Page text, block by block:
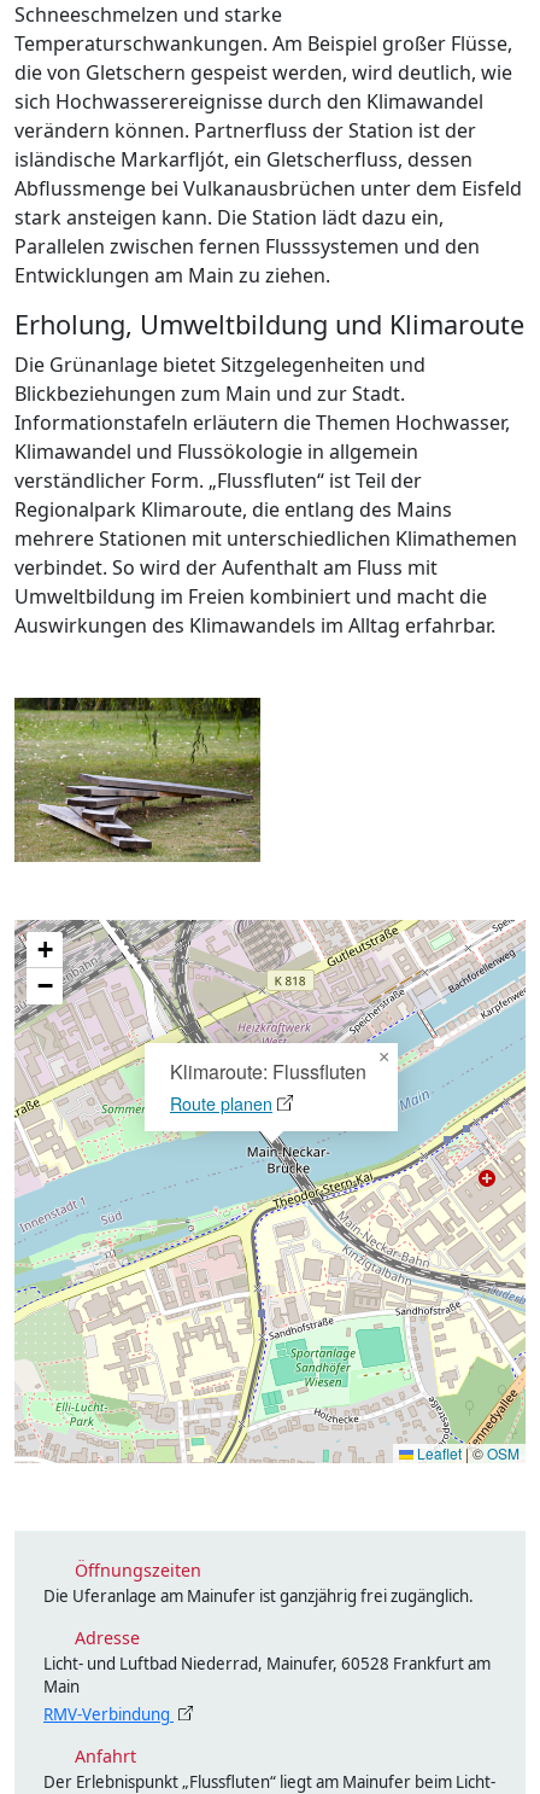
Schneeschmelzen und starke
Temperaturschwankungen. Am Beispiel großer Flüsse,
die von Gletschern gespeist werden, wird deutlich, wie
sich Hochwasserereignisse durch den Klimawandel
verändern können. Partnerfluss der Station ist der
isländische Markarfljót, ein Gletscherfluss, dessen
Abflussmenge bei Vulkanausbrüchen unter dem Eisfeld
stark ansteigen kann. Die Station lädt dazu ein,
Parallelen zwischen fernen Flusssystemen und den
Entwicklungen am Main zu ziehen.
Erholung, Umweltbildung und Klimaroute
Die Grünanlage bietet Sitzgelegenheiten und
Blickbeziehungen zum Main und zur Stadt.
Informationstafeln erläutern die Themen Hochwasser,
Klimawandel und Flussökologie in allgemein
verständlicher Form. „Flussfluten“ ist Teil der
Regionalpark Klimaroute, die entlang des Mains
mehrere Stationen mit unterschiedlichen Klimathemen
verbindet. So wird der Aufenthalt am Fluss mit
Umweltbildung im Freien kombiniert und macht die
Auswirkungen des Klimawandels im Alltag erfahrbar.
Klimaroute: Flussfluten
Route planen
×
+
−
Leaflet |©OSM
Öffnungszeiten
Die Uferanlage am Mainufer ist ganzjährig frei zugänglich.
Adresse
Licht- und Luftbad Niederrad, Mainufer, 60528 Frankfurt am
Main
RMV-Verbindung
Anfahrt
Der Erlebnispunkt „Flussfluten“ liegt am Mainufer beim Licht-